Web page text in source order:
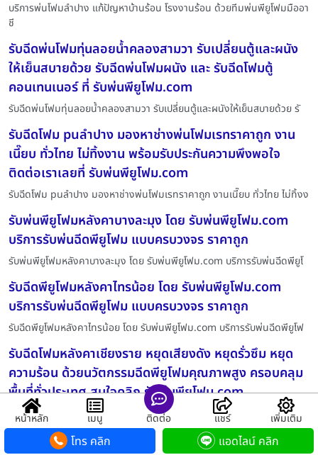
บริการพ่นโฟมลำปาง แก้ปัญหาบ้านร้อน โรงงานร้อน ด้วยทีมพ่นพียูโฟมมืออา
ชี
รับฉีดพ่นโฟมทุ่นลอยน้ำคลองสามวา รับเปลี่ยนตู้และผนัง
ให้เย็นสบายด้วย รับฉีดพ่นโฟมผนัง และ รับฉีดโฟมตู้
คอนเทนเนอร์ ที่ รับพ่นพียูโฟม.com
รับฉีดพ่นโฟมทุ่นลอยน้ำคลองสามวา รับเปลี่ยนตู้และผนังให้เย็นสบายด้วย รั
รับฉีดโฟม puลำปาง มองหาช่างพ่นโฟมเรทราคาถูก งาน
เนี๊ยบ ทั่วไทย ไม่ทิ้งงาน พร้อมรับประกันความพึงพอใจ
ติดต่อเราเลยที่ รับพ่นพียูโฟม.com
รับฉีดโฟม puลำปาง มองหาช่างพ่นโฟมเรทราคาถูก งานเนี๊ยบ ทั่วไทย ไม่ทิ้งง
รับพ่นพียูโฟมหลังคาบางละมุง โดย รับพ่นพียูโฟม.com
บริการรับพ่นฉีดพียูโฟม แบบครบวงจร ราคาถูก
รับพ่นพียูโฟมหลังคาบางละมุง โดย รับพ่นพียูโฟม.com บริการรับพ่นฉีดพียูโ
รับฉีดพียูโฟมหลังคาไทรน้อย โดย รับพ่นพียูโฟม.com
บริการรับพ่นฉีดพียูโฟม แบบครบวงจร ราคาถูก
รับฉีดพียูโฟมหลังคาไทรน้อย โดย รับพ่นพียูโฟม.com บริการรับพ่นฉีดพียูโฟ
รับฉีดโฟมหลังคาเชียงราย หยุดเสียงดัง หยุดรั่วซึม หยุด
ความร้อน ด้วยนวัตกรรมฉีดพียูโฟมคุณภาพสูง ครอบคลุม
พื้นที่ทั่วประเทศ สนใจคลิก รับพ่นพียูโฟม.com
รับฉีดโฟมหลังคาเชียงราย หยุดเสียงดัง หยุดรั่วซึม หยุดความร้อน ด้วยนวัต
ฉีดโฟมเรือประมงปทุมธานี แก้ปัญหาบ้านร้อน โรงงานร้อน
หน้าหลัก เมนู ติดต่อ แชร์ เพิ่มเติม
โทร คลิก แอดไลน์ คลิก